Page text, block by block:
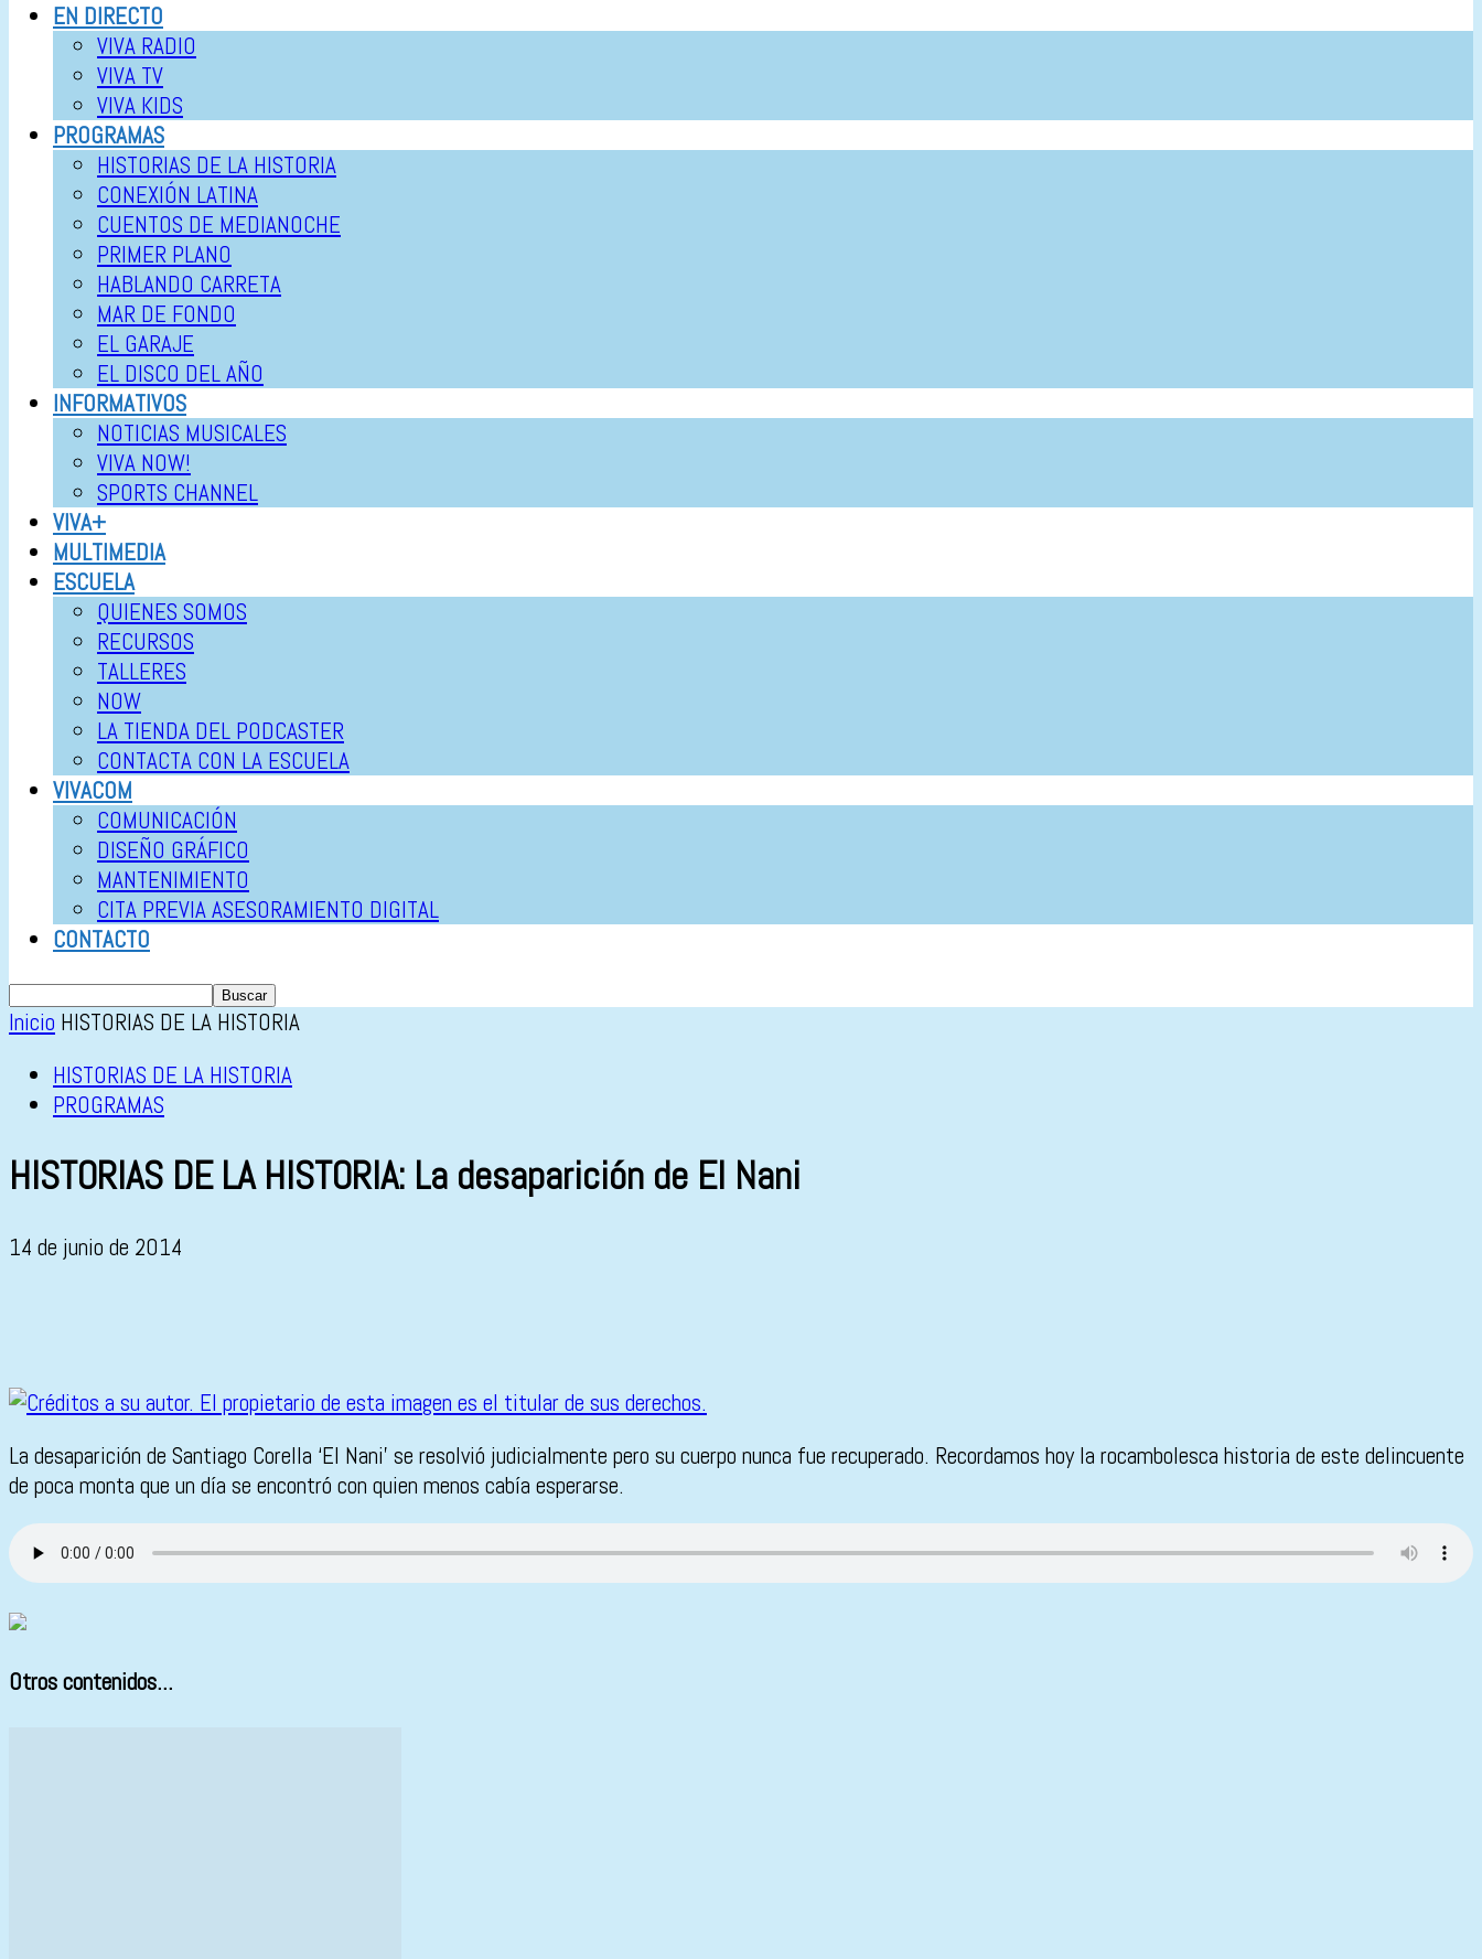
EN DIRECTO
VIVA RADIO
VIVA TV
VIVA KIDS
PROGRAMAS
HISTORIAS DE LA HISTORIA
CONEXIÓN LATINA
CUENTOS DE MEDIANOCHE
PRIMER PLANO
HABLANDO CARRETA
MAR DE FONDO
EL GARAJE
EL DISCO DEL AÑO
INFORMATIVOS
NOTICIAS MUSICALES
VIVA NOW!
SPORTS CHANNEL
VIVA+
MULTIMEDIA
ESCUELA
QUIENES SOMOS
RECURSOS
TALLERES
NOW
LA TIENDA DEL PODCASTER
CONTACTA CON LA ESCUELA
VIVACOM
COMUNICACIÓN
DISEÑO GRÁFICO
MANTENIMIENTO
CITA PREVIA ASESORAMIENTO DIGITAL
CONTACTO
Inicio HISTORIAS DE LA HISTORIA
HISTORIAS DE LA HISTORIA
PROGRAMAS
HISTORIAS DE LA HISTORIA: La desaparición de El Nani
14 de junio de 2014
La desaparición de Santiago Corella ‘El Nani’ se resolvió judicialmente pero su cuerpo nunca fue recuperado. Recordamos hoy la rocambolesca historia de este delincuente
de poca monta que un día se encontró con quien menos cabía esperarse.
Otros contenidos...